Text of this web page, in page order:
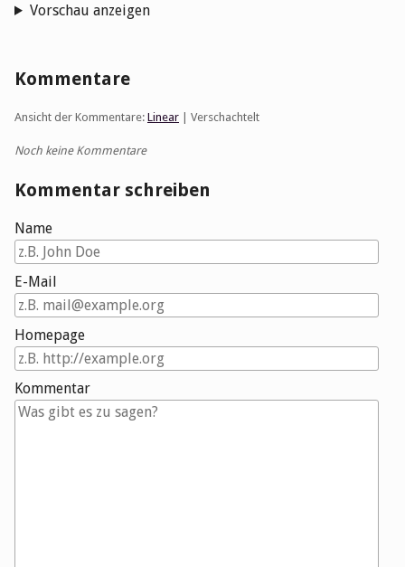
Vorschau anzeigen
Kommentare
Ansicht der Kommentare: Linear | Verschachtelt
Noch keine Kommentare
Kommentar schreiben
Name
E-Mail
Homepage
Kommentar